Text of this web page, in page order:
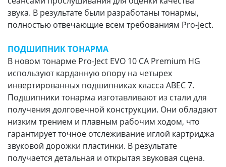
звука. В результате были разработаны тонармы,
полностью отвечающие всем требованиям Pro-Ject.
ПОДШИПНИК ТОНАРМА
В новом тонарме Pro-Ject EVO 10 CA Premium HG
используют карданную опору на четырех
инвертированных подшипниках класса ABEC 7.
Подшипники тонарма изготавливают из стали для
получения долговечной конструкции. Они обладают
низким трением и плавным рабочим ходом, что
гарантирует точное отслеживание иглой картриджа
звуковой дорожки пластинки. В результате
получается детальная и открытая звуковая сцена.